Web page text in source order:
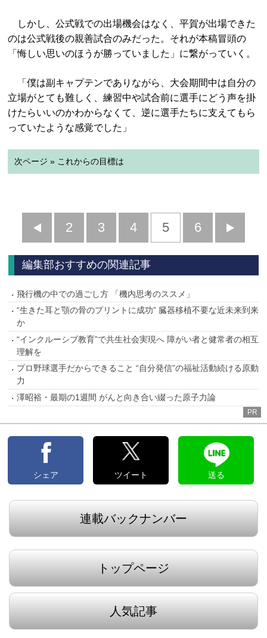
しかし、公式戦での出場機会はなく、平賀が出場できた
のは公式戦後の親善試合のみだった。それが本稿冒頭の
「悔しい思いのほうが勝っていました」に繋がっていく。
「僕は副キャプテンでありながら、大会期間中は自分の
立場がとても難しく、練習中や試合前に選手にどう声を掛
けたらいいのかわからなくて、逆に選手たちに支えてもら
っていたような感覚でした」
次ページ » これからの目標は
前
へ
2 3 4 5 6
へ
編集部おすすめの関連記事
飛行機の中での過ごし方 「機内思考のススメ」
“生きた耳と顎の骨のプリントに成功” 臓器移植不要な近未来到来
か
“インクルーシブ教育”で共生社会実現へ 障がい者と健常者の相互
理解を
プロ野球選手だからできること “自分発信”の福祉活動続ける原動
力
澤昭裕・最期の1週間 がんと向き合い綴った原子力論
PR
シェア ツイート 送る
連載バックナンバー
トップページ
人気記事